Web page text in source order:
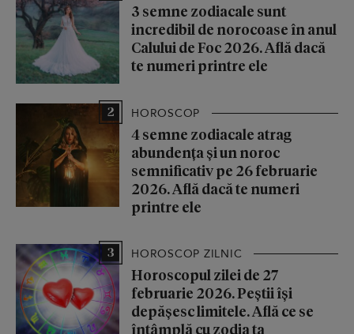
3 semne zodiacale sunt
incredibil de norocoase în anul
Calului de Foc 2026. Află dacă
te numeri printre ele
2 HOROSCOP
4 semne zodiacale atrag
abundența și un noroc
semnificativ pe 26 februarie
2026. Află dacă te numeri
printre ele
3 HOROSCOP ZILNIC
Horoscopul zilei de 27
februarie 2026. Peștii își
depășesc limitele. Află ce se
întâmplă cu zodia ta